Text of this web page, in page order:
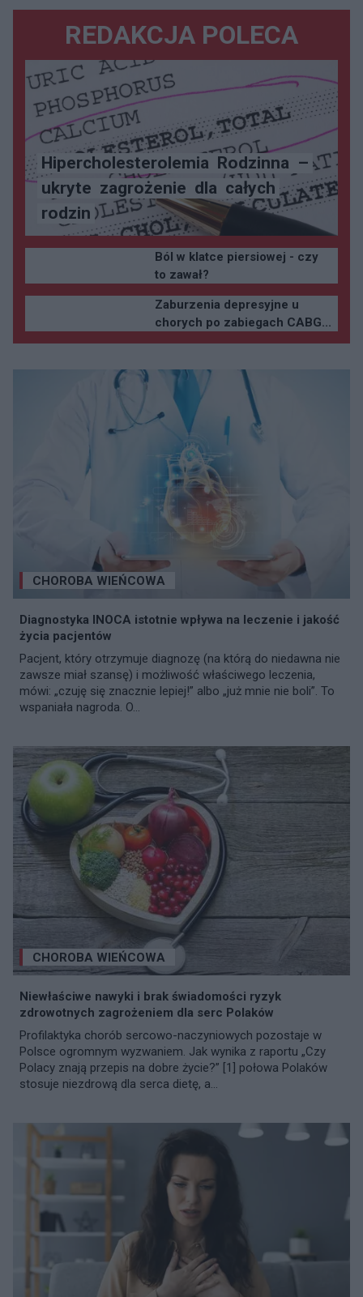
REDAKCJA POLECA
Hipercholesterolemia Rodzinna –
ukryte zagrożenie dla całych
rodzin
Ból w klatce piersiowej - czy
to zawał?
Zaburzenia depresyjne u
chorych po zabiegach CABG...
CHOROBA WIEŃCOWA
Diagnostyka INOCA istotnie wpływa na leczenie i jakość
życia pacjentów
Pacjent, który otrzymuje diagnozę (na którą do niedawna nie
zawsze miał szansę) i możliwość właściwego leczenia,
mówi: „czuję się znacznie lepiej!” albo „już mnie nie boli”. To
wspaniała nagroda. O...
CHOROBA WIEŃCOWA
Niewłaściwe nawyki i brak świadomości ryzyk
zdrowotnych zagrożeniem dla serc Polaków
Profilaktyka chorób sercowo-naczyniowych pozostaje w
Polsce ogromnym wyzwaniem. Jak wynika z raportu „Czy
Polacy znają przepis na dobre życie?” [1] połowa Polaków
stosuje niezdrową dla serca dietę, a...